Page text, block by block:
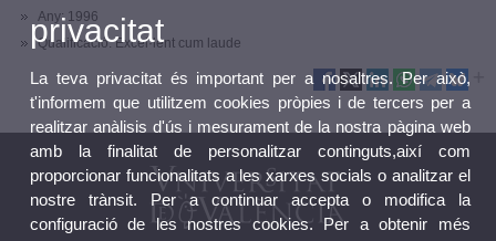
Any: 1996
Qualificació: Excel·lent cum laude
privacitat
La teva privacitat és important per a nosaltres. Per això,
t'informem que utilitzem cookies pròpies i de tercers per a
realitzar anàlisis d'ús i mesurament de la nostra pàgina web
amb la finalitat de personalitzar continguts,així com
proporcionar funcionalitats a les xarxes socials o analitzar el
nostre trànsit. Per a continuar accepta o modifica la
configuració de les nostres cookies. Per a obtenir més